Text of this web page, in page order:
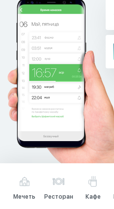
Мечеть Ресторан Кафе